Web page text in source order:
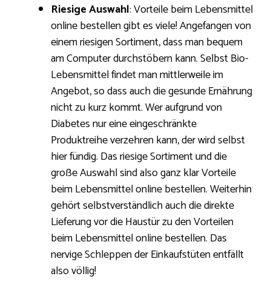
Riesige Auswahl: Vorteile beim Lebensmittel
online bestellen gibt es viele! Angefangen von
einem riesigen Sortiment, dass man bequem
am Computer durchstöbern kann. Selbst Bio-
Lebensmittel findet man mittlerweile im
Angebot, so dass auch die gesunde Ernährung
nicht zu kurz kommt. Wer aufgrund von
Diabetes nur eine eingeschränkte
Produktreihe verzehren kann, der wird selbst
hier fündig. Das riesige Sortiment und die
große Auswahl sind also ganz klar Vorteile
beim Lebensmittel online bestellen. Weiterhin
gehört selbstverständlich auch die direkte
Lieferung vor die Haustür zu den Vorteilen
beim Lebensmittel online bestellen. Das
nervige Schleppen der Einkaufstüten entfällt
also völlig!